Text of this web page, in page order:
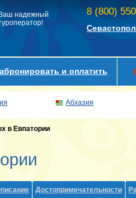
Ваш надежный
8 (800)
и оплатить
Абхазия
в Евпатории
Достопримечательности